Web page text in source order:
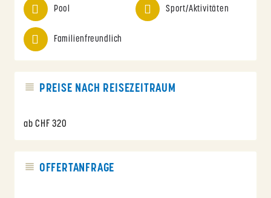
Pool Sport/Aktivitäten
Familienfreundlich
PREISE NACH REISEZEITRAUM
ab CHF 320
OFFERTANFRAGE